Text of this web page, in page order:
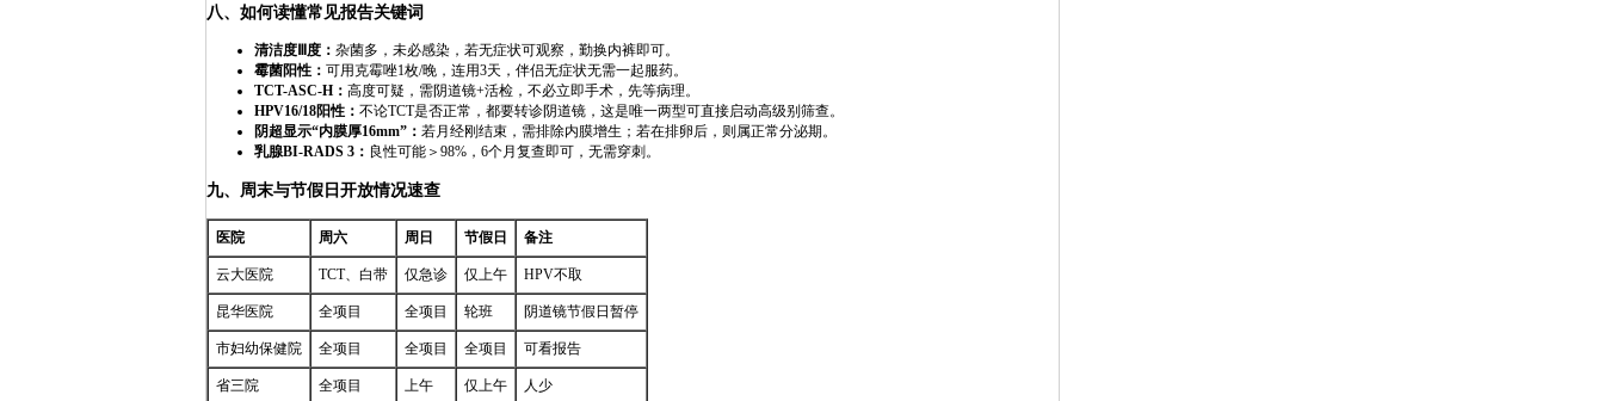
八、如何读懂常见报告关键词
清洁度Ⅲ度： 杂菌多，未必感染，若无症状可观察，勤换内裤即可。
霉菌阳性： 可用克霉唑1枚/晚，连用3天，伴侣无症状无需一起服药。
TCT-ASC-H： 高度可疑，需阴道镜+活检，不必立即手术，先等病理。
HPV16/18阳性： 不论TCT是否正常，都要转诊阴道镜，这是唯一两型可直接启动高级别筛查。
阴超显示“内膜厚16mm”： 若月经刚结束，需排除内膜增生；若在排卵后，则属正常分泌期。
乳腺BI-RADS 3： 良性可能＞98%，6个月复查即可，无需穿刺。
九、周末与节假日开放情况速查
医院 周六 周日 节假日 备注
云大医院 TCT、白带 仅急诊 仅上午 HPV不取
昆华医院 全项目 全项目 轮班 阴道镜节假日暂停
市妇幼保健院 全项目 全项目 全项目 可看报告
省三院 全项目 上午 仅上午 人少